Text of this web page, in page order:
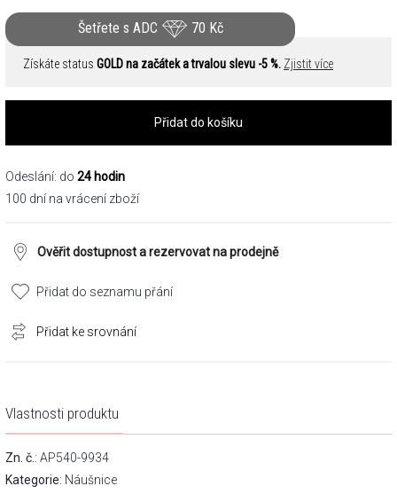
Šetřete s ADC 70 Kč
Získáte status GOLD na začátek a trvalou slevu -5 %. Zjistit více
Přidat do košíku
Odeslání: do 24 hodin
100 dní na vrácení zboží
Ověřit dostupnost a rezervovat na prodejně
Přidat do seznamu přání
Přidat ke srovnání
Vlastnosti produktu
Zn. č. : AP540-9934
Kategorie: Náušnice